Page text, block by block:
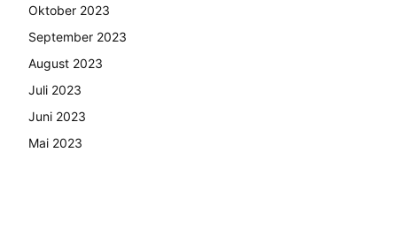
Oktober 2023
September 2023
August 2023
Juli 2023
Juni 2023
Mai 2023